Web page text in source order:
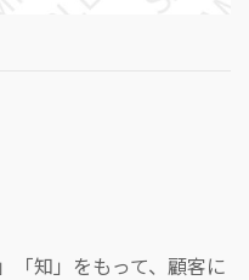
「知」をもって、顧客に